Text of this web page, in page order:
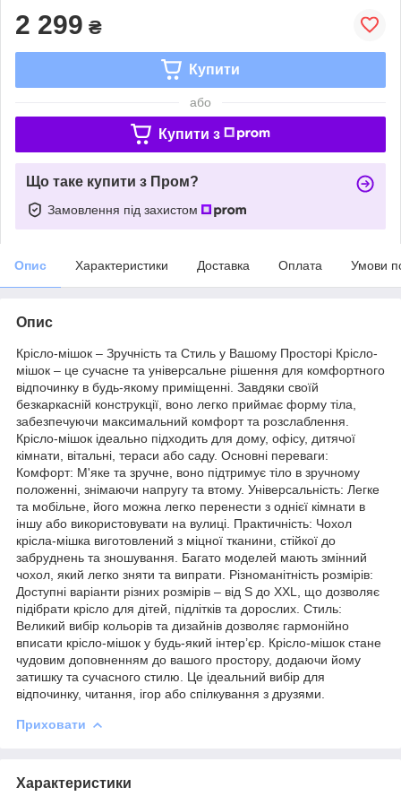
2 299 ₴
Купити
або
Купити з
Що таке купити з Пром?
Замовлення під захистом
Опис Характеристики Доставка Оплата Умови
Опис
Крісло-мішок – Зручність та Стиль у Вашому Просторі Крісло-
мішок – це сучасне та універсальне рішення для комфортного
відпочинку в будь-якому приміщенні. Завдяки своїй
безкаркасній конструкції, воно легко приймає форму тіла,
забезпечуючи максимальний комфорт та розслаблення.
Крісло-мішок ідеально підходить для дому, офісу, дитячої
кімнати, вітальні, тераси або саду. Основні переваги:
Комфорт: М'яке та зручне, воно підтримує тіло в зручному
положенні, знімаючи напругу та втому. Універсальність: Легке
та мобільне, його можна легко перенести з однієї кімнати в
іншу або використовувати на вулиці. Практичність: Чохол
крісла-мішка виготовлений з міцної тканини, стійкої до
забруднень та зношування. Багато моделей мають змінний
чохол, який легко зняти та випрати. Різноманітність розмірів:
Доступні варіанти різних розмірів – від S до XXL, що дозволяє
підібрати крісло для дітей, підлітків та дорослих. Стиль:
Великий вибір кольорів та дизайнів дозволяє гармонійно
вписати крісло-мішок у будь-який інтер’єр. Крісло-мішок стане
чудовим доповненням до вашого простору, додаючи йому
затишку та сучасного стилю. Це ідеальний вибір для
відпочинку, читання, ігор або спілкування з друзями.
Приховати
Характеристики